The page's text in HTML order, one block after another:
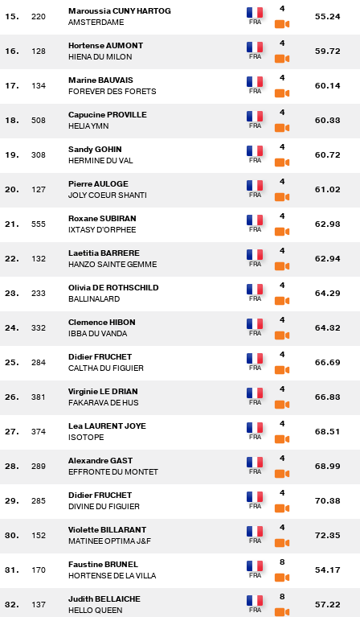
15. 220
Maroussia CUNY HARTOG
AMSTERDAME
4
55.24
16. 128
Hortense AUMONT
HIENA DU MILON
4
59.72
17. 134
Marine BAUVAIS
FOREVER DES FORETS
4
60.14
18. 508
Capucine PROVILLE
HELIA YMN
4
60.33
19. 308
Sandy GOHIN
HERMINE DU VAL
4
60.72
20. 127
Pierre AULOGE
JOLY COEUR SHANTI
4
61.02
21. 555
Roxane SUBIRAN
IXTASY D'ORPHEE
4
62.93
22. 132
Laetitia BARRERE
HANZO SAINTE GEMME
4
62.94
23. 233
Olivia DE ROTHSCHILD
BALLINALARD
4
64.29
24. 332
Clemence HIBON
IBBA DU VANDA
4
64.32
25. 284
Didier FRUCHET
CALTHA DU FIGUIER
4
66.69
26. 381
Virginie LE DRIAN
FAKARAVA DE HUS
4
66.83
27. 374
Lea LAURENT JOYE
ISOTOPE
4
68.51
28. 289
Alexandre GAST
EFFRONTE DU MONTET
4
68.99
29. 285
Didier FRUCHET
DIVINE DU FIGUIER
4
70.38
30. 152
Violette BILLARANT
MATINEE OPTIMA J&F
4
72.35
31. 170
Faustine BRUNEL
HORTENSE DE LA VILLA
8
54.17
32. 137
Judith BELLAICHE
HELLO QUEEN
8
57.22